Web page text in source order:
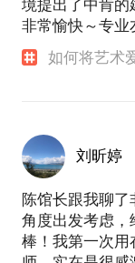
境提出了中肯的
非常愉快～专业
如何将艺术
刘昕婷
陈馆长跟我聊
角度出发考虑，
棒！我第一次用